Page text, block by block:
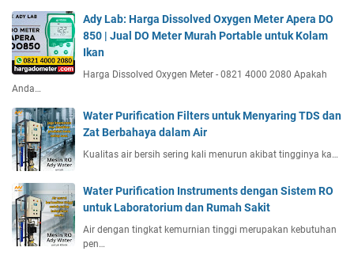
Ady Lab: Harga Dissolved Oxygen Meter Apera DO
850 | Jual DO Meter Murah Portable untuk Kolam
Ikan
Harga Dissolved Oxygen Meter - 0821 4000 2080 Apakah
Anda…
Water Purification Filters untuk Menyaring TDS dan
Zat Berbahaya dalam Air
Kualitas air bersih sering kali menurun akibat tingginya ka…
Water Purification Instruments dengan Sistem RO
untuk Laboratorium dan Rumah Sakit
Air dengan tingkat kemurnian tinggi merupakan kebutuhan
pen…